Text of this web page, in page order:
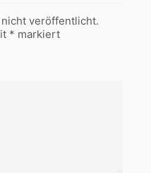
veröffentlicht.
* markiert